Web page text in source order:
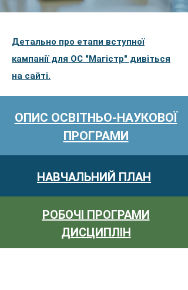
Детально про етапи вступної
кампанії для ОС "Магістр" дивіться
на сайті.
ОПИС ОСВІТНЬО-НАУКОВОЇ
ПРОГРАМИ
НАВЧАЛЬНИЙ ПЛАН
РОБОЧІ ПРОГРАМИ
ДИСЦИПЛІН